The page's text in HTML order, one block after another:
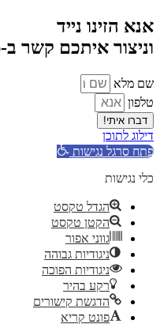
אנא הזינו נייד
וניצור איתכם קשר ב-WhatsApp
שם מלא
טלפון
דברו איתי!
דילוג לתוכן
פתח סרגל נגישות
כלי נגישות
הגדל טקסט
הקטן טקסט
גווני אפור
ניגודיות גבוהה
ניגודיות הפוכה
רקע בהיר
הדגשת קישורים
פונט קריא